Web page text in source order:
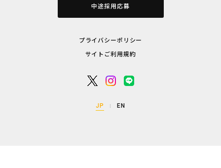
中途採用応募
プライバシーポリシー
サイトご利用規約
JP EN